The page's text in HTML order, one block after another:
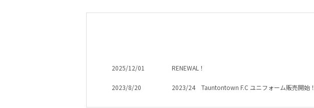
2025/12/01 RENEWAL！
2023/8/20 2023/24 Tauntontown F.C ユニフォーム販売開始！